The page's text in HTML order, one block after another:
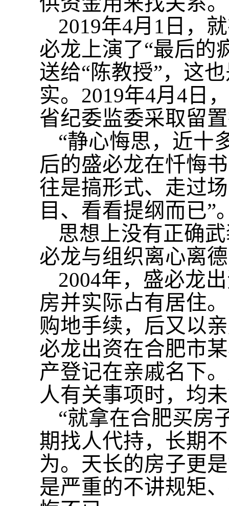
2019年4月1日，
必龙上演了“最后的
送给“陈教授”，这
实。2019年4月4日
省纪委监委采取留
“静心悔思，近十
后的盛必龙在忏悔
往是搞形式、走过
目、看看提纲而已”
思想上没有正确
必龙与组织离心离
2004年，盛必龙
房并实际占有居住
购地手续，后又以
必龙出资在合肥市
产登记在亲戚名下
人有关事项时，均
“就拿在合肥买房
期找人代持，长期
为。天长的房子更
是严重的不讲规矩